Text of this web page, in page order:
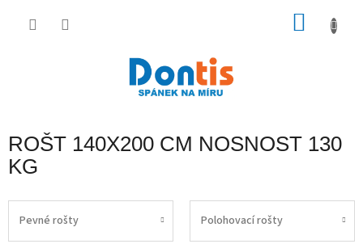
ROŠT 140X200 CM NOSNOST 130
KG
Pevné rošty Polohovací rošty